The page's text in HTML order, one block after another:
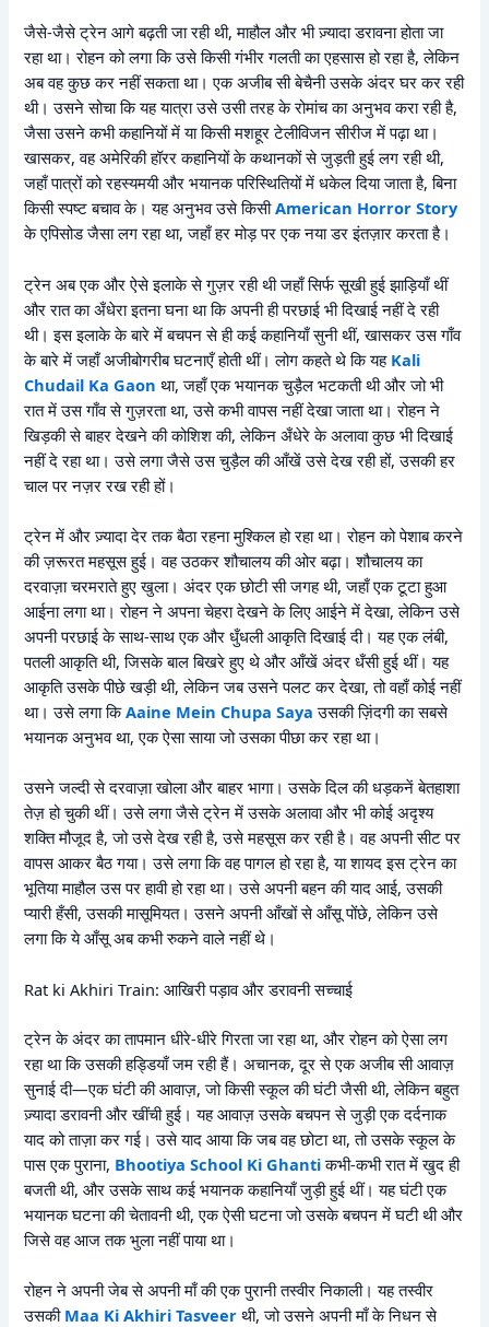
जैसे-जैसे ट्रेन आगे बढ़ती जा रही थी, माहौल और भी ज़्यादा डरावना होता जा
रहा था। रोहन को लगा कि उसे किसी गंभीर गलती का एहसास हो रहा है, लेकिन
अब वह कुछ कर नहीं सकता था। एक अजीब सी बेचैनी उसके अंदर घर कर रही
थी। उसने सोचा कि यह यात्रा उसे उसी तरह के रोमांच का अनुभव करा रही है,
जैसा उसने कभी कहानियों में या किसी मशहूर टेलीविजन सीरीज में पढ़ा था।
खासकर, वह अमेरिकी हॉरर कहानियों के कथानकों से जुड़ती हुई लग रही थी,
जहाँ पात्रों को रहस्यमयी और भयानक परिस्थितियों में धकेल दिया जाता है, बिना
किसी स्पष्ट बचाव के। यह अनुभव उसे किसीAmerican Horror Story
के एपिसोड जैसा लग रहा था, जहाँ हर मोड़ पर एक नया डर इंतज़ार करता है।
ट्रेन अब एक और ऐसे इलाके से गुज़र रही थी जहाँ सिर्फ सूखी हुई झाड़ियाँ थीं
और रात का अँधेरा इतना घना था कि अपनी ही परछाई भी दिखाई नहीं दे रही
थी। इस इलाके के बारे में बचपन से ही कई कहानियाँ सुनी थीं, खासकर उस गाँव
के बारे में जहाँ अजीबोगरीब घटनाएँ होती थीं। लोग कहते थे कि यह Kali
Chudail Ka Gaon था, जहाँ एक भयानक चुड़ैल भटकती थी और जो भी
रात में उस गाँव से गुज़रता था, उसे कभी वापस नहीं देखा जाता था। रोहन ने
खिड़की से बाहर देखने की कोशिश की, लेकिन अँधेरे के अलावा कुछ भी दिखाई
नहीं दे रहा था। उसे लगा जैसे उस चुड़ैल की आँखें उसे देख रही हों, उसकी हर
चाल पर नज़र रख रही हों।
ट्रेन में और ज़्यादा देर तक बैठा रहना मुश्किल हो रहा था। रोहन को पेशाब करने
की ज़रूरत महसूस हुई। वह उठकर शौचालय की ओर बढ़ा। शौचालय का
दरवाज़ा चरमराते हुए खुला। अंदर एक छोटी सी जगह थी, जहाँ एक टूटा हुआ
आईना लगा था। रोहन ने अपना चेहरा देखने के लिए आईने में देखा, लेकिन उसे
अपनी परछाई के साथ-साथ एक और धुँधली आकृति दिखाई दी। यह एक लंबी,
पतली आकृति थी, जिसके बाल बिखरे हुए थे और आँखें अंदर धँसी हुई थीं। यह
आकृति उसके पीछे खड़ी थी, लेकिन जब उसने पलट कर देखा, तो वहाँ कोई नहीं
था। उसे लगा किAaine Mein Chupa Saya उसकी ज़िंदगी का सबसे
भयानक अनुभव था, एक ऐसा साया जो उसका पीछा कर रहा था।
उसने जल्दी से दरवाज़ा खोला और बाहर भागा। उसके दिल की धड़कनें बेतहाशा
तेज़ हो चुकी थीं। उसे लगा जैसे ट्रेन में उसके अलावा और भी कोई अदृश्य
शक्ति मौजूद है, जो उसे देख रही है, उसे महसूस कर रही है। वह अपनी सीट पर
वापस आकर बैठ गया। उसे लगा कि वह पागल हो रहा है, या शायद इस ट्रेन का
भूतिया माहौल उस पर हावी हो रहा था। उसे अपनी बहन की याद आई, उसकी
प्यारी हँसी, उसकी मासूमियत। उसने अपनी आँखों से आँसू पोंछे, लेकिन उसे
लगा कि ये आँसू अब कभी रुकने वाले नहीं थे।
Rat ki Akhiri Train: आखिरी पड़ाव और डरावनी सच्चाई
ट्रेन के अंदर का तापमान धीरे-धीरे गिरता जा रहा था, और रोहन को ऐसा लग
रहा था कि उसकी हड्डियाँ जम रही हैं। अचानक, दूर से एक अजीब सी आवाज़
सुनाई दी—एक घंटी की आवाज़, जो किसी स्कूल की घंटी जैसी थी, लेकिन बहुत
ज़्यादा डरावनी और खींची हुई। यह आवाज़ उसके बचपन से जुड़ी एक दर्दनाक
याद को ताज़ा कर गई। उसे याद आया कि जब वह छोटा था, तो उसके स्कूल के
पास एक पुराना, Bhootiya School Ki Ghantiकभी-कभी रात में खुद ही
बजती थी, और उसके साथ कई भयानक कहानियाँ जुड़ी हुई थीं। यह घंटी एक
भयानक घटना की चेतावनी थी, एक ऐसी घटना जो उसके बचपन में घटी थी और
जिसे वह आज तक भुला नहीं पाया था।
रोहन ने अपनी जेब से अपनी माँ की एक पुरानी तस्वीर निकाली। यह तस्वीर
उसकी Maa Ki Akhiri Tasveer थी, जो उसने अपनी माँ के निधन से